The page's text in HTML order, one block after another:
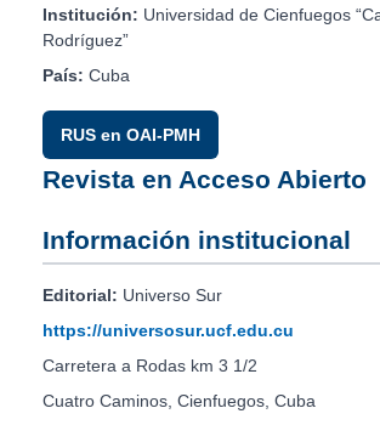
Institución: Universidad de Cienfuegos
Rodríguez”
País: Cuba
RUS en OAI-PMH
Revista en Acceso Abierto
Información institucional
Editorial: Universo Sur
https://universosur.ucf.edu.cu
Carretera a Rodas km 3 1/2
Cuatro Caminos, Cienfuegos, Cuba